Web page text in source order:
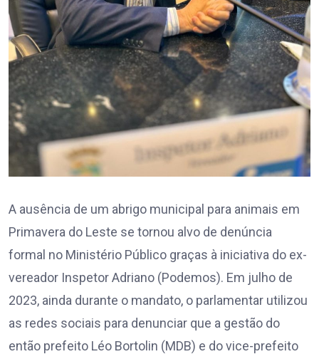
A ausência de um abrigo municipal para animais em
Primavera do Leste se tornou alvo de denúncia
formal no Ministério Público graças à iniciativa do ex-
vereador Inspetor Adriano (Podemos). Em julho de
2023, ainda durante o mandato, o parlamentar utilizou
as redes sociais para denunciar que a gestão do
então prefeito Léo Bortolin (MDB) e do vice-prefeito